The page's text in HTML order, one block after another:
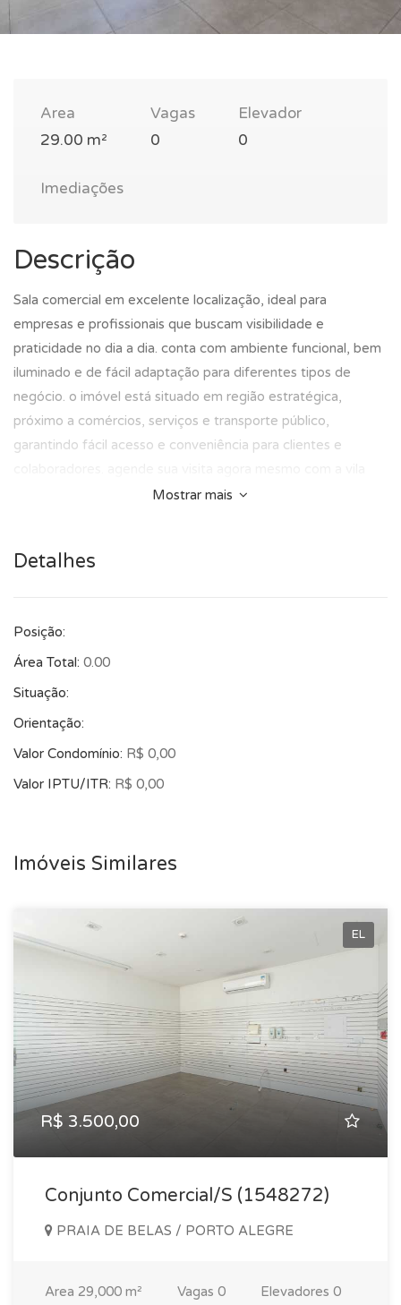
Area
29.00 m²
Vagas
0
Elevador
0
Imediações
Descrição
Sala comercial em excelente localização, ideal para
empresas e profissionais que buscam visibilidade e
praticidade no dia a dia. conta com ambiente funcional, bem
iluminado e de fácil adaptação para diferentes tipos de
negócio. o imóvel está situado em região estratégica,
próximo a comércios, serviços e transporte público,
garantindo fácil acesso e conveniência para clientes e
rica, telefone (51) 3228-2099.
Mostrar mais
Detalhes
Posição:
Área Total: 0.00
Situação:
Orientação:
Valor Condomínio: R$ 0,00
Valor IPTU/ITR: R$ 0,00
Imóveis Similares
EL
R$ 3.500,00
Conjunto Comercial/S (1548272)
PRAIA DE BELAS / PORTO ALEGRE
Area 29,000 m² Vagas 0 Elevadores 0